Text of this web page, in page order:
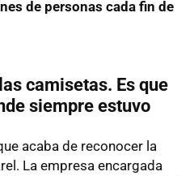
de personas cada fin de
camisetas. Es que
siempre estuvo
acaba de reconocer la
La empresa encargada